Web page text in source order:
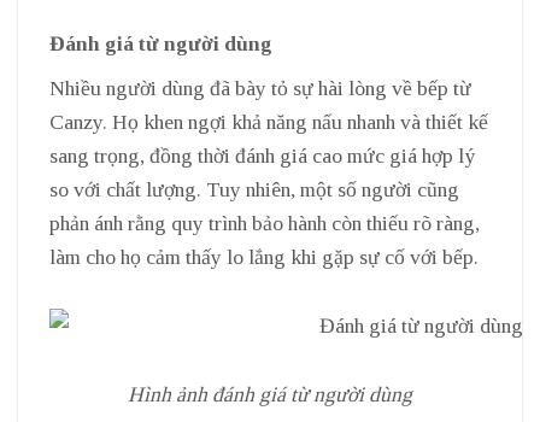
Đánh giá từ người dùng
Nhiều người dùng đã bày tỏ sự hài lòng về bếp từ
Canzy. Họ khen ngợi khả năng nấu nhanh và thiết kế
sang trọng, đồng thời đánh giá cao mức giá hợp lý
so với chất lượng. Tuy nhiên, một số người cũng
phản ánh rằng quy trình bảo hành còn thiếu rõ ràng,
làm cho họ cảm thấy lo lắng khi gặp sự cố với bếp.
Hình ảnh đánh giá từ người dùng